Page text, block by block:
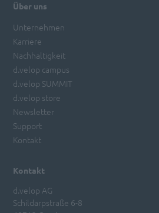
Kontakt
d.velop AG
Schildarpstraße 6-8
Über uns
Unternehmen
Karriere
Nachhaltigkeit
d.velop campus
d.velop SUMMIT
d.velop store
Newsletter
Support
Kontakt